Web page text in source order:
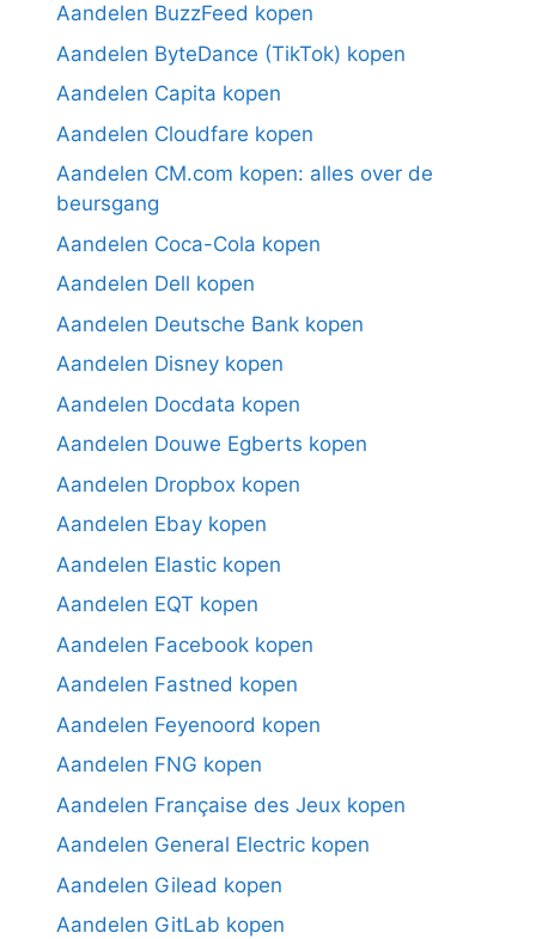
Aandelen BuzzFeed kopen
Aandelen ByteDance (TikTok) kopen
Aandelen Capita kopen
Aandelen Cloudfare kopen
Aandelen CM.com kopen: alles over de
beursgang
Aandelen Coca-Cola kopen
Aandelen Dell kopen
Aandelen Deutsche Bank kopen
Aandelen Disney kopen
Aandelen Docdata kopen
Aandelen Douwe Egberts kopen
Aandelen Dropbox kopen
Aandelen Ebay kopen
Aandelen Elastic kopen
Aandelen EQT kopen
Aandelen Facebook kopen
Aandelen Fastned kopen
Aandelen Feyenoord kopen
Aandelen FNG kopen
Aandelen Française des Jeux kopen
Aandelen General Electric kopen
Aandelen Gilead kopen
Aandelen GitLab kopen